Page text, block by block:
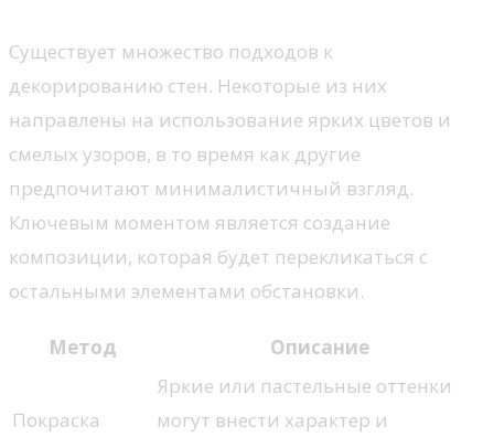
Существует множество подходов к
декорированию стен. Некоторые из них
направлены на использование ярких цветов и
смелых узоров, в то время как другие
предпочитают минималистичный взгляд.
Ключевым моментом является создание
композиции, которая будет перекликаться с
остальными элементами обстановки.
Метод Описание
Покраска
Яркие или пастельные оттенки
могут внести характер и